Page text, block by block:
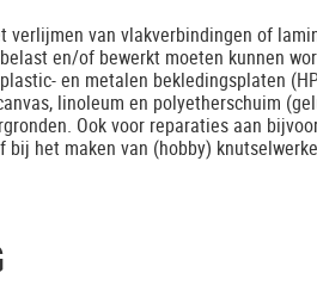
verlijmen van vlakverbindingen of
en/of bewerkt moeten kunnen
en metalen bekledingsplaten
linoleum en polyetherschuim
Ook voor reparaties aan
bij het maken van (hobby)